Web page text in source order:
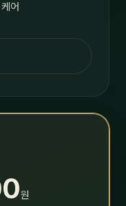
어
원